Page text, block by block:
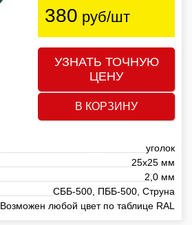
380 руб/шт
УЗНАТЬ ТОЧНУЮ
ЦЕНУ
В КОРЗИНУ
уголок
25х25 мм
2,0 мм
СББ-500, ПББ-500, Струна
Возможен любой цвет по таблице RAL